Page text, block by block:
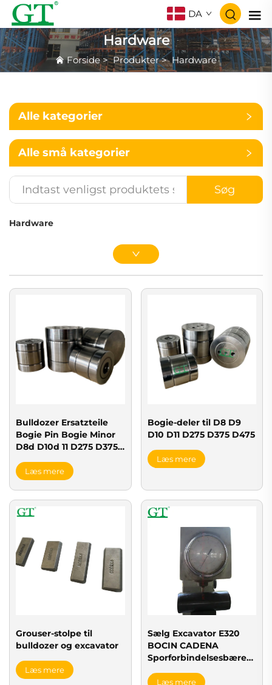
DA
Hardware
Forside>Produkter> Hardware
Alle kategorier
Alle små kategorier
Søg
Hardware
Bulldozer Ersatzteile
Bogie Pin Bogie Minor
D8d D10d 11 D275 D375
Montage 7t8555
Læs mere
Bogie-deler til D8 D9
D10 D11 D275 D375 D475
Læs mere
Grouser-stolpe til
bulldozer og excavator
Læs mere
Sælg Excavator E320
BOCIN CADENA
Sporforbindelsesbærer
Sporgruppebærer
Læs mere